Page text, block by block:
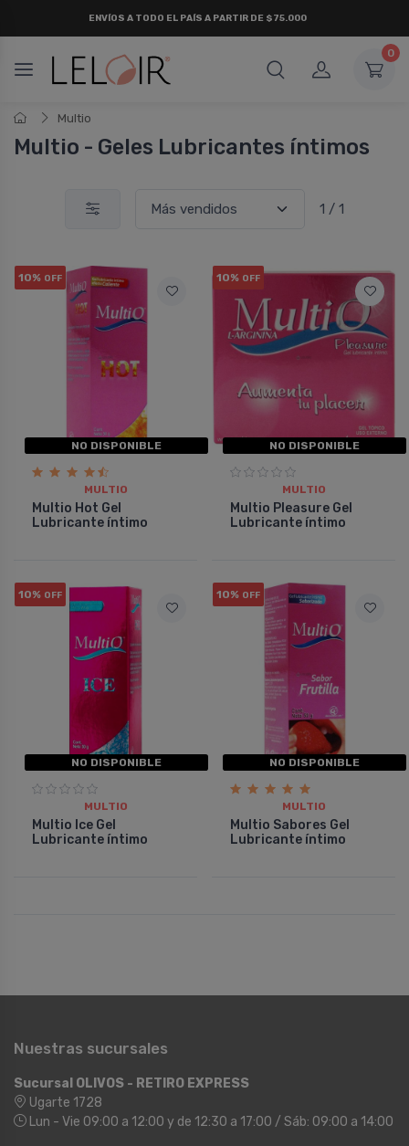
ENVÍOS A TODO EL PAÍS A PARTIR DE $75.000
0
Multio
Multio - Geles Lubricantes í­ntimos
1 / 1
10% OFF
NO DISPONIBLE
MULTIO
Multio Hot Gel
Lubricante í­ntimo
10% OFF
NO DISPONIBLE
MULTIO
Multio Pleasure Gel
Lubricante í­ntimo
10% OFF
NO DISPONIBLE
MULTIO
Multio Ice Gel
Lubricante í­ntimo
10% OFF
NO DISPONIBLE
MULTIO
Multio Sabores Gel
Lubricante í­ntimo
Nuestras sucursales
Sucursal OLIVOS - RETIRO EXPRESS
Ugarte 1728
Lun - Vie 09:00 a 12:00 y de 12:30 a 17:00 / Sáb: 09:00 a 14:00